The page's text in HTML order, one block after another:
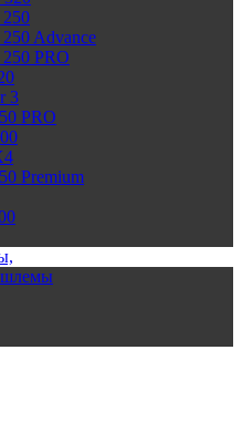
250
Advance
PRO
3
PRO
Premium
шлемы